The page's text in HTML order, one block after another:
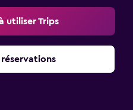
utiliser Trips